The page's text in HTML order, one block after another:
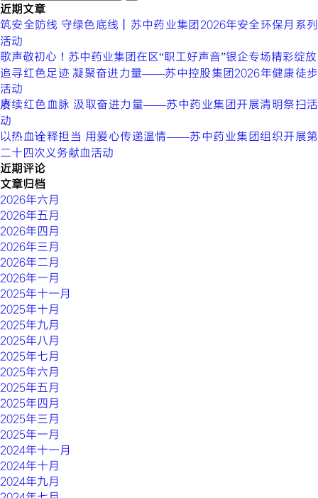
近期文章
筑安全防线 守绿色底线丨苏中药业集团2026年安全环保月系列
活动
歌声敬初心！苏中药业集团在区“职工好声音”银企专场精彩绽放
追寻红色足迹 凝聚奋进力量——苏中控股集团2026年健康徒步
活动
赓续红色血脉 汲取奋进力量——苏中药业集团开展清明祭扫活
动
以热血诠释担当 用爱心传递温情——苏中药业集团组织开展第
二十四次义务献血活动
近期评论
文章归档
2026年六月
2026年五月
2026年四月
2026年三月
2026年二月
2026年一月
2025年十一月
2025年十月
2025年九月
2025年八月
2025年七月
2025年六月
2025年五月
2025年四月
2025年三月
2025年一月
2024年十一月
2024年十月
2024年九月